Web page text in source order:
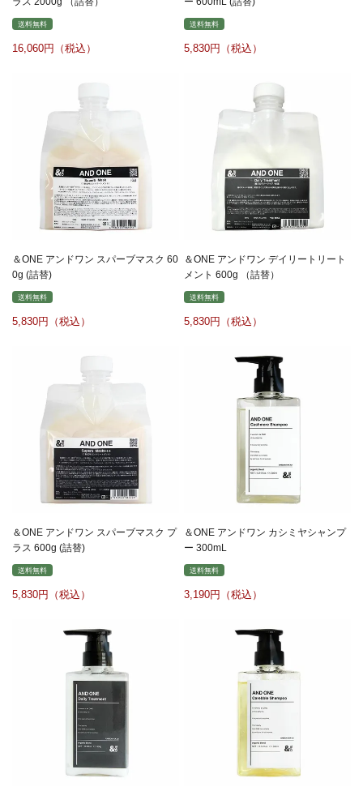
送料無料
16,060
送料無料
5,830
＆ONE アンドワン スパーブマスク 60
0g (詰替)
送料無料
5,830
＆ONE アンドワン デイリートリート
メント 600g （詰替）
送料無料
5,830
＆ONE アンドワン スパーブマスク プ
ラス 600g (詰替)
送料無料
5,830
＆ONE アンドワン カシミヤシャンプ
ー 300mL
送料無料
3,190